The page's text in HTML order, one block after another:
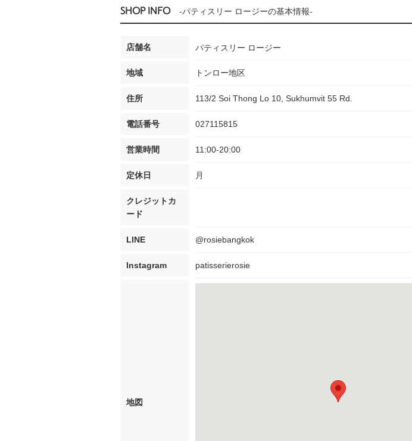
SHOP INFO -パティスリー ロージーの基本情報-
店舗名 パティスリー ロージー
地域 トンロー地区
住所 113/2 Soi Thong Lo 10, Sukhumvit 55 Rd.
電話番号 027115815
営業時間 11:00-20:00
定休日 月
クレジットカ
ード
LINE @rosiebangkok
Instagram patisserierosie
地図